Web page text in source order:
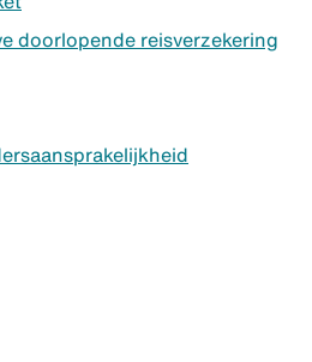
doorlopende reisverzekering